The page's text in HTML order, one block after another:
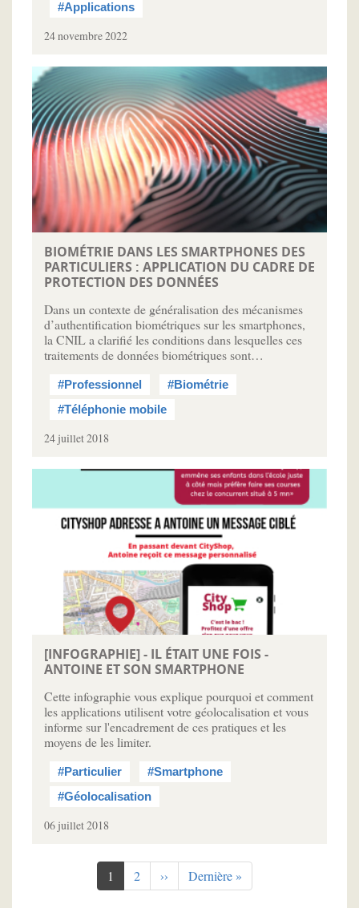
#Applications
24 novembre 2022
BIOMÉTRIE DANS LES SMARTPHONES DES
PARTICULIERS : APPLICATION DU CADRE DE
PROTECTION DES DONNÉES
Dans un contexte de généralisation des mécanismes
d’authentification biométriques sur les smartphones,
la CNIL a clarifié les conditions dans lesquelles ces
traitements de données biométriques sont…
#Professionnel
#Biométrie
#Téléphonie mobile
24 juillet 2018
[INFOGRAPHIE] - IL ÉTAIT UNE FOIS -
ANTOINE ET SON SMARTPHONE
Cette infographie vous explique pourquoi et comment
les applications utilisent votre géolocalisation et vous
informe sur l'encadrement de ces pratiques et les
moyens de les limiter.
#Particulier
#Smartphone
#Géolocalisation
06 juillet 2018
Pagination
Page
courante
1 Page
2
Page
suivante
››
Dernière
page
Dernière »